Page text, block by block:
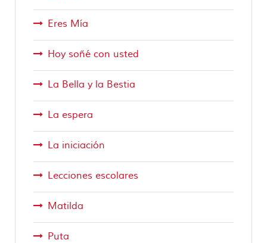
Eres Mía
Hoy soñé con usted
La Bella y la Bestia
La espera
La iniciación
Lecciones escolares
Matilda
Puta